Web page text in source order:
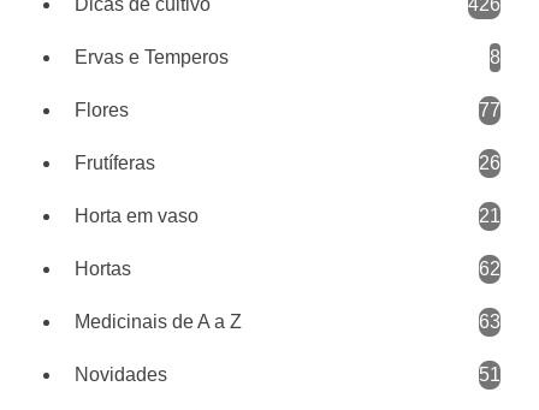
Dicas de cultivo 426
Ervas e Temperos 8
Flores 77
Frutíferas 26
Horta em vaso 21
Hortas 62
Medicinais de A a Z 63
Novidades 51